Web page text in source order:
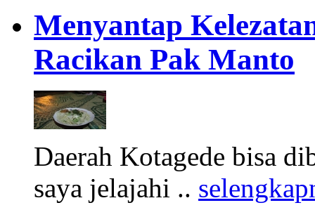
Menyantap
Racikan Pak Manto
Daerah Kotagede bisa
saya jelajahi ..